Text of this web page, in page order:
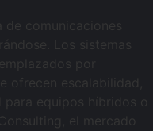
de comunicaciones
Los sistemas
por
ofrecen escalabilidad,
equipos híbridos o
el mercado